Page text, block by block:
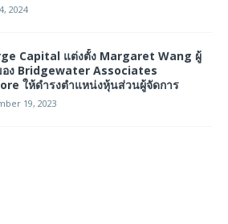
2024
Capital แต่งตั้ง Margaret Wang ผู้
อง Bridgewater Associates
ให้ดำรงตำแหน่งหุ้นส่วนผู้จัดการ
19, 2023